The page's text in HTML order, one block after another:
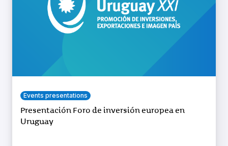
Events presentations
Presentación Foro de inversión europea en
Uruguay